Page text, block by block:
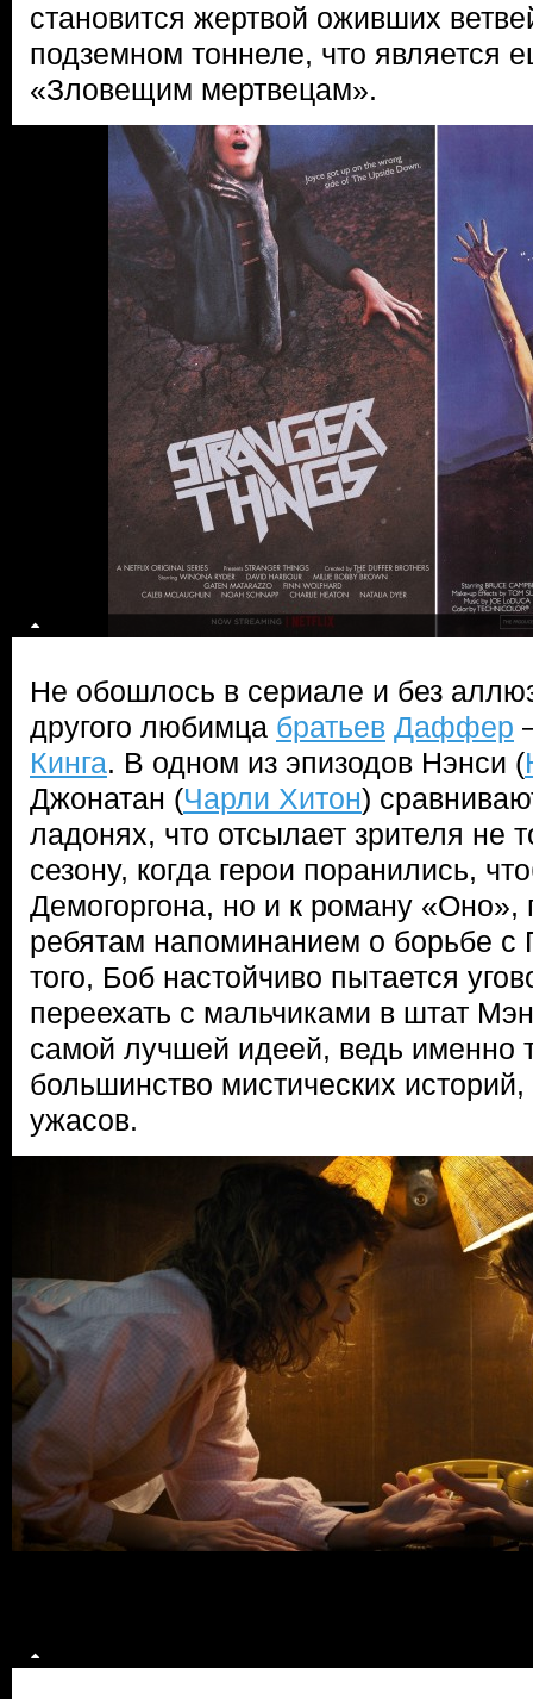
становится жертвой оживших
подземном тоннеле, что
«Зловещим мертвецам».
Не обошлось в сериале и без
другого любимца братьев Даффер
Кинга. В одном из эпизодов Нэнси (
Джонатан (Чарли Хитон)
ладонях, что отсылает зрителя не
сезону, когда герои поранились,
Демогоргона, но и к роману
ребятам напоминанием о борьбе
того, Боб настойчиво пытается
переехать с мальчиками в штат
самой лучшей идеей, ведь именно
большинство мистических
ужасов.